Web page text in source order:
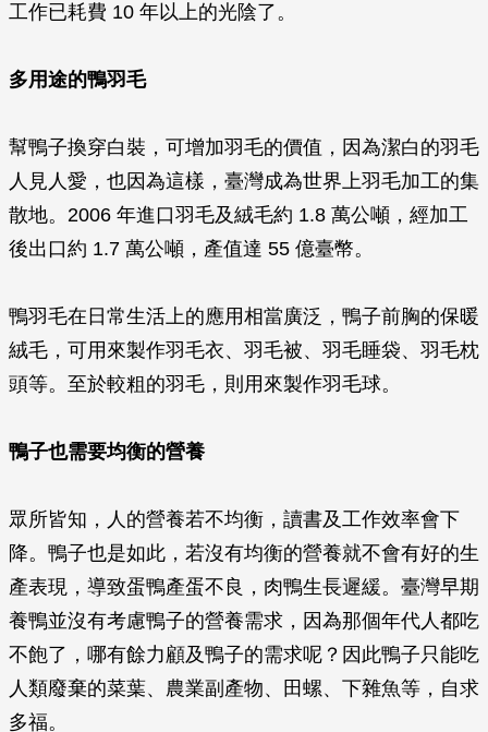
工作已耗費 10 年以上的光陰了。
多用途的鴨羽毛
幫鴨子換穿白裝，可增加羽毛的價值，因為潔白的羽毛
人見人愛，也因為這樣，臺灣成為世界上羽毛加工的集
散地。2006 年進口羽毛及絨毛約 1.8 萬公噸，經加工
後出口約 1.7 萬公噸，產值達 55 億臺幣。
鴨羽毛在日常生活上的應用相當廣泛，鴨子前胸的保暖
絨毛，可用來製作羽毛衣、羽毛被、羽毛睡袋、羽毛枕
頭等。至於較粗的羽毛，則用來製作羽毛球。
鴨子也需要均衡的營養
眾所皆知，人的營養若不均衡，讀書及工作效率會下
降。鴨子也是如此，若沒有均衡的營養就不會有好的生
產表現，導致蛋鴨產蛋不良，肉鴨生長遲緩。臺灣早期
養鴨並沒有考慮鴨子的營養需求，因為那個年代人都吃
不飽了，哪有餘力顧及鴨子的需求呢？因此鴨子只能吃
人類廢棄的菜葉、農業副產物、田螺、下雜魚等，自求
多福。